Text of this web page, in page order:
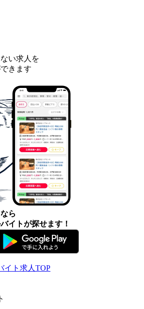
い求人を
きます
ら
イトが探せます！
イト求人TOP